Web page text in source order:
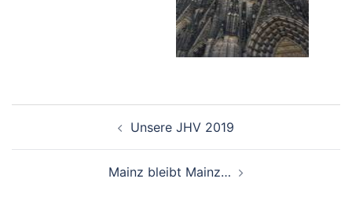
Unsere JHV 2019
Mainz bleibt Mainz…